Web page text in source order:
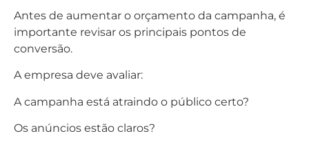
Antes de aumentar o orçamento da campanha, é
importante revisar os principais pontos de
conversão.
A empresa deve avaliar:
A campanha está atraindo o público certo?
Os anúncios estão claros?